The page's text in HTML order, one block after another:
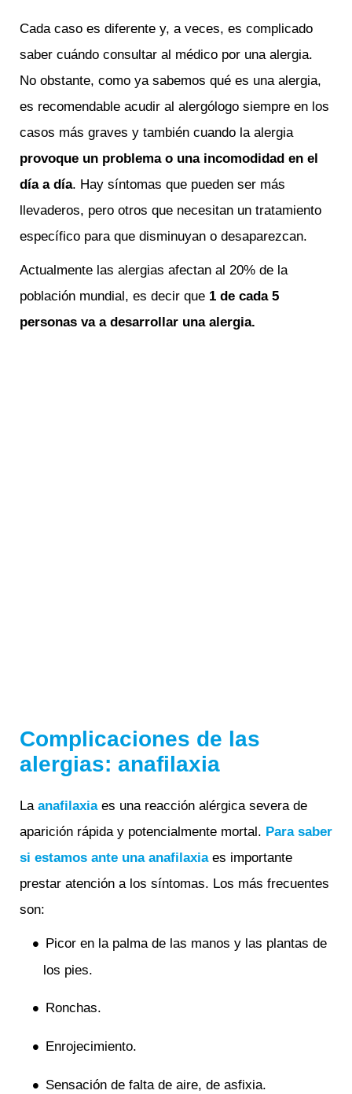
Cada caso es diferente y, a veces, es complicado
saber cuándo consultar al médico por una alergia.
No obstante, como ya sabemos qué es una alergia,
es recomendable acudir al alergólogo siempre en los
casos más graves y también cuando la alergia
provoque un problema o una incomodidad en el
día a día. Hay síntomas que pueden ser más
llevaderos, pero otros que necesitan un tratamiento
específico para que disminuyan o desaparezcan.
Actualmente las alergias afectan al 20% de la
población mundial, es decir que 1 de cada 5
personas va a desarrollar una alergia.
Complicaciones de las
alergias: anafilaxia
La anafilaxiaes una reacción alérgica severa de
aparición rápida y potencialmente mortal. Para saber
si estamos ante una anafilaxiaes importante
prestar atención a los síntomas. Los más frecuentes
son:
Picor en la palma de las manos y las plantas de
los pies.
Ronchas.
Enrojecimiento.
Sensación de falta de aire, de asfixia.